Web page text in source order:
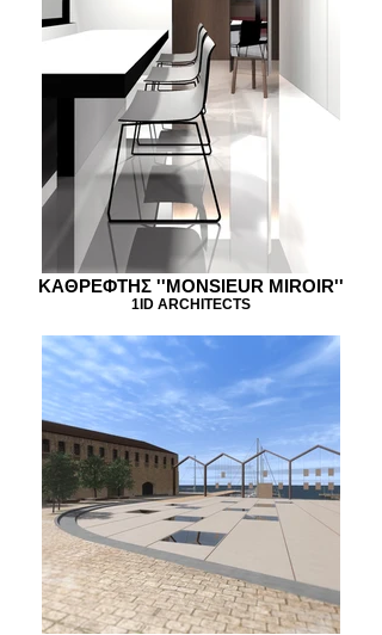
KAΘΡΕΦΤΗΣ ''MONSIEUR MIROIR''
1ID ARCHITECTS